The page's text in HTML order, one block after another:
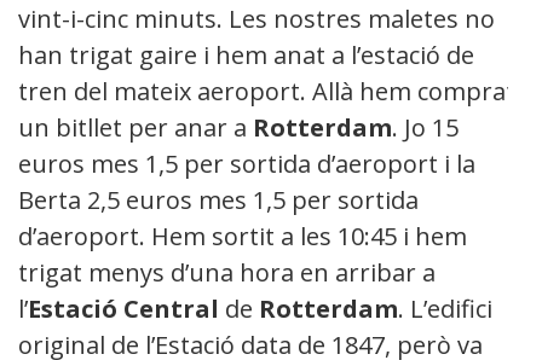
vint-i-cinc minuts. Les nostres maletes no
han trigat gaire i hem anat a l’estació de
tren del mateix aeroport. Allà hem comprat
un bitllet per anar a Rotterdam. Jo 15
euros mes 1,5 per sortida d’aeroport i la
Berta 2,5 euros mes 1,5 per sortida
d’aeroport. Hem sortit a les 10:45 i hem
trigat menys d’una hora en arribar a
l’Estació Central de Rotterdam. L’edifici
original de l’Estació data de 1847, però va